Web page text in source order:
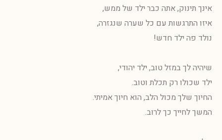
אינך תינוק, אתה כבר ילד של ממש,
איזו התרגשות עם כל שערה שנגזרה,
נולד פה ילד חדש!
שיהיה לך במזל טוב, ילד יהודי,
ילד שכולו רק תכלת וטוב.
החיוך שלך מכול הלב, הוא חיוך אמיתי.
המשך לחייך כך לרוב.